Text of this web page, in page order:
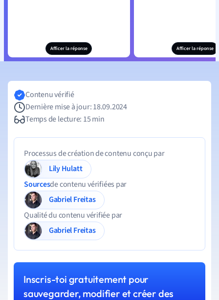
Afficer la réponse Afficer la réponse
Contenu vérifié
Dernière mise à jour: 18.09.2024
Temps de lecture: 15 min
Processus de création de contenu conçu par
Lily Hulatt
Sourcesde contenu vérifiées par
Gabriel Freitas
Qualité du contenu vérifiée par
Gabriel Freitas
Inscris-toi gratuitement pour
sauvegarder, modifier et créer des